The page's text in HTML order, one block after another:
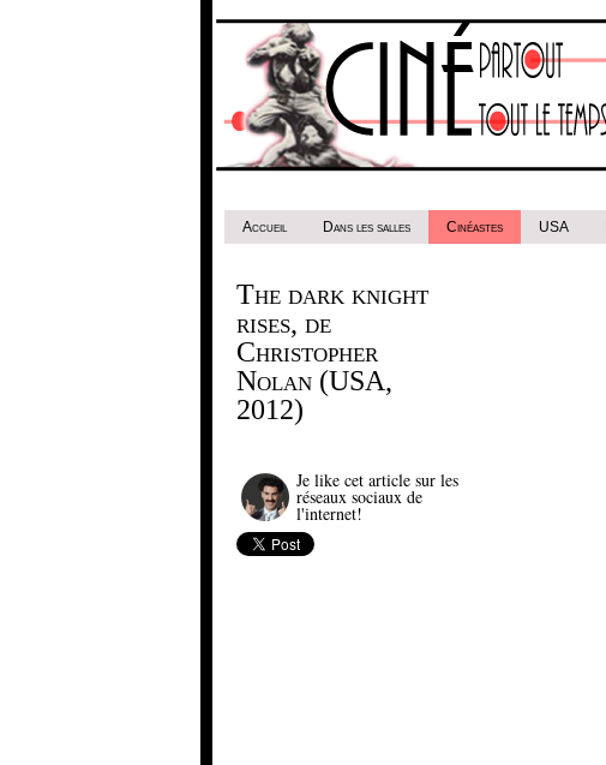
Accueil Dans les salles Cinéastes USA
The dark knight
rises, de
Christopher
Nolan (USA,
2012)
Je like cet article sur les
réseaux sociaux de
l'internet!